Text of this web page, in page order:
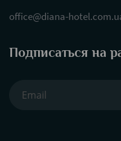
office@diana-
Подписаться на